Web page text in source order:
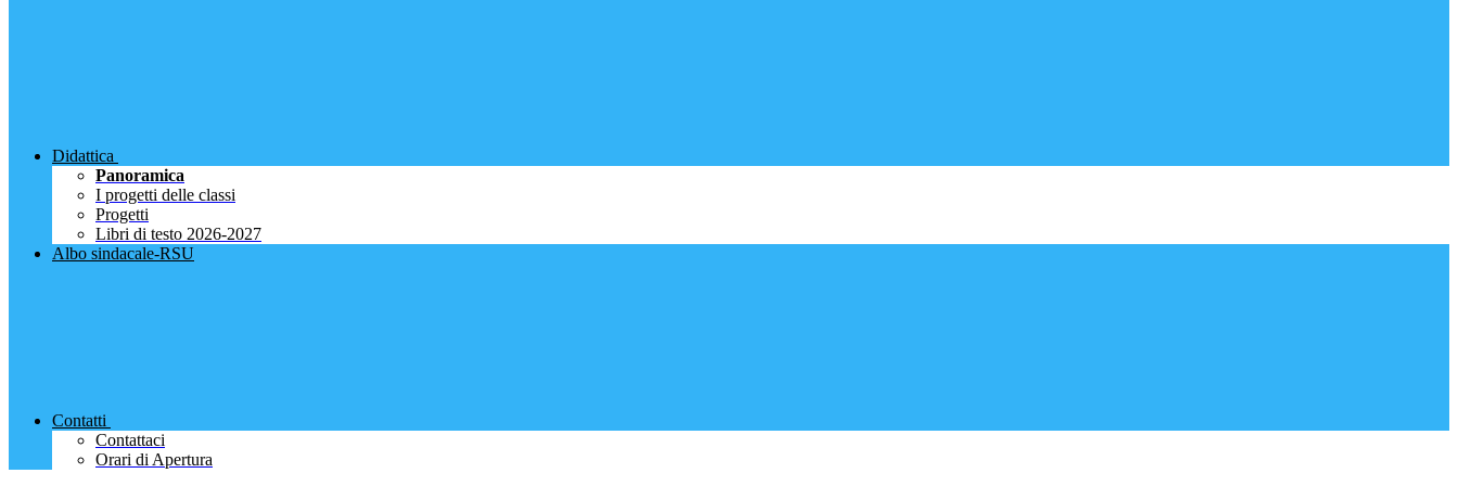
Didattica
Panoramica
I progetti delle classi
Progetti
Libri di testo 2026-2027
Albo sindacale-RSU
Contatti
Contattaci
Orari di Apertura